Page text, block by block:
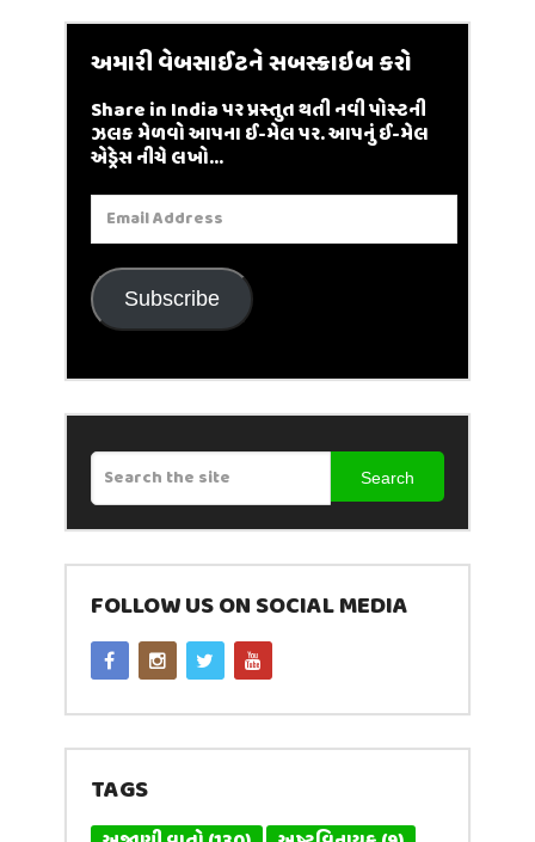
અમારી વેબસાઈટને સબસ્ક્રાઇબ કરો
Share in India પર પ્રસ્તુત થતી નવી પોસ્ટની
ઝલક મેળવો આપના ઈ-મેલ પર. આપનું ઈ-મેલ
એડ્રેસ નીચે લખો...
Email
Address
Subscribe
Search
FOLLOW US ON SOCIAL MEDIA
TAGS